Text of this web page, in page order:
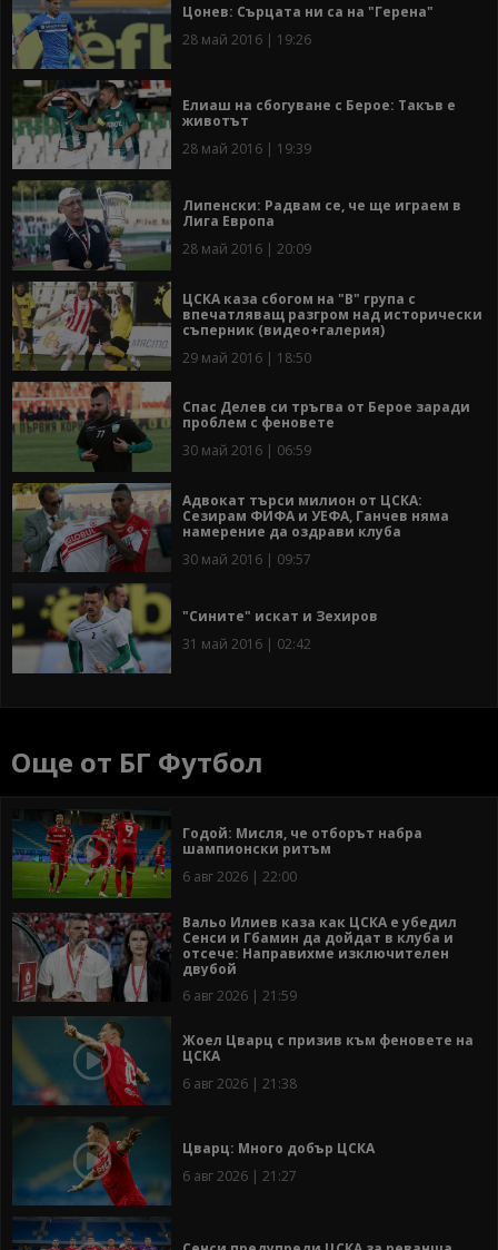
Цонев: Сърцата ни са на "Герена"
28 май 2016 | 19:26
Елиаш на сбогуване с Берое: Такъв е
животът
28 май 2016 | 19:39
Липенски: Радвам се, че ще играем в
Лига Европа
28 май 2016 | 20:09
ЦСКА каза сбогом на "В" група с
впечатляващ разгром над исторически
съперник (видео+галерия)
29 май 2016 | 18:50
Спас Делев си тръгва от Берое заради
проблем с феновете
30 май 2016 | 06:59
Адвокат търси милион от ЦСКА:
Сезирам ФИФА и УЕФА, Ганчев няма
намерение да оздрави клуба
30 май 2016 | 09:57
"Сините" искат и Зехиров
31 май 2016 | 02:42
Още от БГ Футбол
Годой: Мисля, че отборът набра
шампионски ритъм
6 авг 2026 | 22:00
Вальо Илиев каза как ЦСКА е убедил
Сенси и Гбамин да дойдат в клуба и
отсече: Направихме изключителен
двубой
6 авг 2026 | 21:59
Жоел Цварц с призив към феновете на
ЦСКА
6 авг 2026 | 21:38
Цварц: Много добър ЦСКА
6 авг 2026 | 21:27